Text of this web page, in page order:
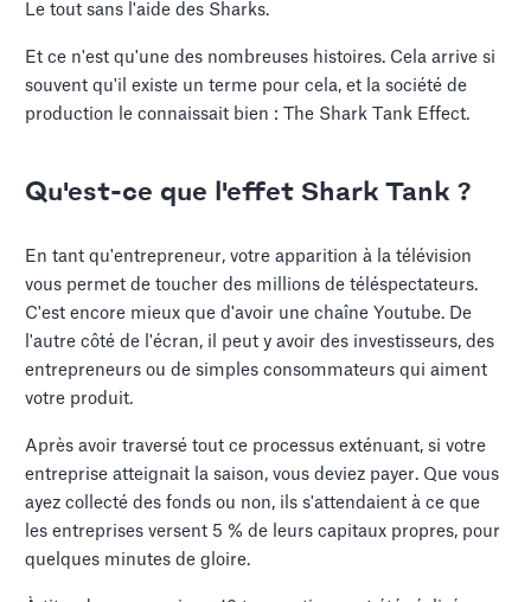
Le tout sans l'aide des Sharks.
Et ce n'est qu'une des nombreuses histoires. Cela arrive si
souvent qu'il existe un terme pour cela, et la société de
production le connaissait bien : The Shark Tank Effect.
Qu'est-ce que l'effet Shark Tank ?
En tant qu'entrepreneur, votre apparition à la télévision
vous permet de toucher des millions de téléspectateurs.
C'est encore mieux que d'avoir une chaîne Youtube. De
l'autre côté de l'écran, il peut y avoir des investisseurs, des
entrepreneurs ou de simples consommateurs qui aiment
votre produit.
Après avoir traversé tout ce processus exténuant, si votre
entreprise atteignait la saison, vous deviez payer. Que vous
ayez collecté des fonds ou non, ils s'attendaient à ce que
les entreprises versent 5 % de leurs capitaux propres, pour
quelques minutes de gloire.